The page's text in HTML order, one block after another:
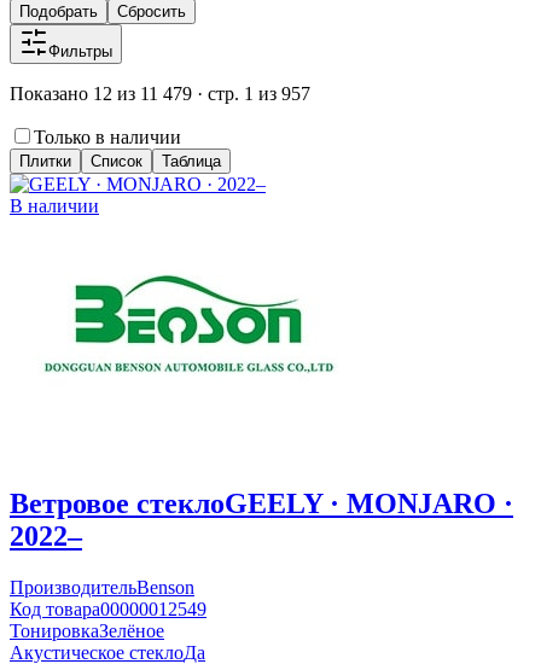
Подобрать Сбросить
Фильтры
Показано 12 из 11 479 · стр. 1 из 957
Только в наличии
Плитки Список Таблица
В наличии
Ветровое стеклоGEELY · MONJARO ·
2022–
ПроизводительBenson
Код товара00000012549
ТонировкаЗелёное
Акустическое стеклоДа